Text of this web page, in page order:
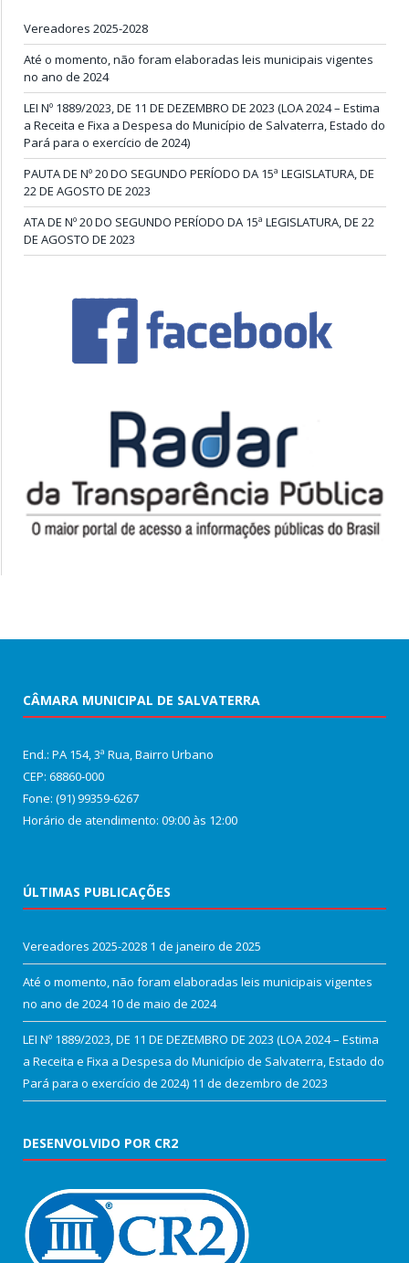
Vereadores 2025-2028
Até o momento, não foram elaboradas leis municipais vigentes
no ano de 2024
LEI Nº 1889/2023, DE 11 DE DEZEMBRO DE 2023 (LOA 2024 – Estima
a Receita e Fixa a Despesa do Município de Salvaterra, Estado do
Pará para o exercício de 2024)
PAUTA DE Nº 20 DO SEGUNDO PERÍODO DA 15ª LEGISLATURA, DE
22 DE AGOSTO DE 2023
ATA DE Nº 20 DO SEGUNDO PERÍODO DA 15ª LEGISLATURA, DE 22
DE AGOSTO DE 2023
CÂMARA MUNICIPAL DE SALVATERRA
End.: PA 154, 3ª Rua, Bairro Urbano
CEP: 68860‑000
Fone: (91) 99359-6267
Horário de atendimento: 09:00 às 12:00
ÚLTIMAS PUBLICAÇÕES
Vereadores 2025-2028 1 de janeiro de 2025
Até o momento, não foram elaboradas leis municipais vigentes
no ano de 2024 10 de maio de 2024
LEI Nº 1889/2023, DE 11 DE DEZEMBRO DE 2023 (LOA 2024 – Estima
a Receita e Fixa a Despesa do Município de Salvaterra, Estado do
Pará para o exercício de 2024) 11 de dezembro de 2023
DESENVOLVIDO POR CR2